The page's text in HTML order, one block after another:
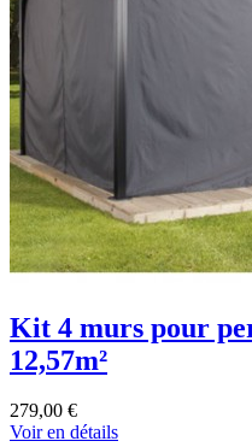
Kit 4 murs pour
12,57m²
279,00 €
Voir en détails